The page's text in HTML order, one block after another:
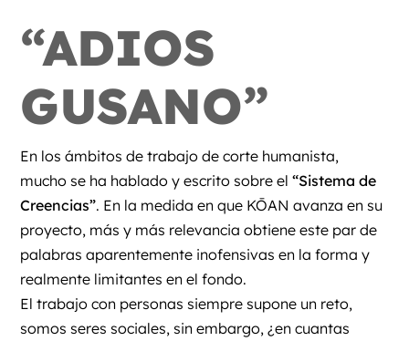
“ADIOS
GUSANO”
En los ámbitos de trabajo de corte humanista,
mucho se ha hablado y escrito sobre el“Sistema de
Creencias”. En la medida en que KŌAN avanza en su
proyecto, más y más relevancia obtiene este par de
palabras aparentemente inofensivas en la forma y
realmente limitantes en el fondo.
El trabajo con personas siempre supone un reto,
somos seres sociales, sin embargo, ¿en cuantas